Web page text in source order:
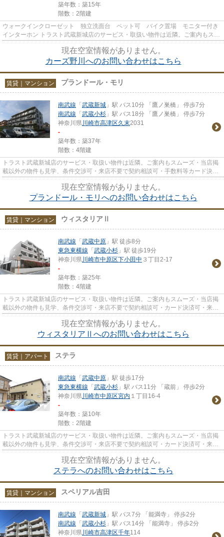
築年数：築15年
階数：2階建
ウォークインクローゼット 独立洗面台 ペット可 バイク置場 モニター付き
インターホン トラスト武蔵新城店のサービス・取扱い物件は近隣。ご案内もスム
ーズ・当店掲載以外の物件も...
現在空室情報がありません。
カーズ野川へのお問い合わせはこちら
賃貸｜マンション プランドール・モリ
南武線 「武蔵新城 」駅 バス10分 「鷹ノ巣橋」 停歩7分
南武線 「武蔵小杉 」駅 バス18分 「鷹ノ巣橋」 停歩7分
神奈川県川崎市高津区久末2031
-
築年数：築37年
階数：4階建
トラスト武蔵新城店のサービス・取扱い物件は近隣。ご案内もスムーズ・当店掲
載以外の物件も見学、条件交渉可・来店不要で契約相談可・手数料等カード決済
可・来店時無料駐車場有（要...
現在空室情報がありません。
プランドール・モリへのお問い合わせはこちら
賃貸｜マンション ウィスタリアⅡ
南武線 「武蔵中原 」駅 徒歩8分
東急東横線 「武蔵小杉 」駅 徒歩19分
神奈川県川崎市中原区下小田中 ３丁目2-17
-
築年数：築25年
階数：4階建
トラスト武蔵新城店のサービス・取扱い物件は近隣。ご案内もスムーズ・当店掲
載以外の物件も見学、条件交渉可・来店不要で契約相談可・カード決済可・来店
時無料駐車場有（要電話予約...
現在空室情報がありません。
ウィスタリアⅡへのお問い合わせはこちら
賃貸｜アパート ステラ
南武線 「武蔵中原 」駅 徒歩17分
東急東横線 「武蔵小杉 」駅 バス11分 「蔵前」 停歩2分
神奈川県川崎市中原区宮内 １丁目16-4
-
築年数：築10年
階数：2階建
トラスト武蔵新城店のサービス・取扱い物件は近隣。ご案内もスムーズ・当店掲
載以外の物件も見学、条件交渉可・来店不要で契約相談可・カード決済可・来店
時無料駐車場有（要電話予約...
現在空室情報がありません。
ステラへのお問い合わせはこちら
賃貸｜マンション スペリアル吉田
南武線 「武蔵新城 」駅 バス7分 「能満寺」 停歩2分
南武線 「武蔵小杉 」駅 バス14分 「能満寺」 停歩2分
神奈川県川崎市高津区千年114